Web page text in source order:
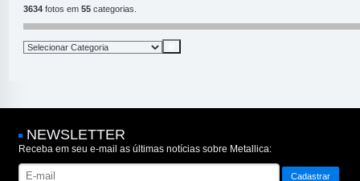
3634 fotos em 55 categorias.
NEWSLETTER
Receba em seu e-mail as últimas notícias sobre Metallica: